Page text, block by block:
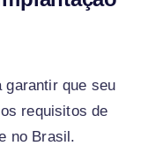
que seu
requisitos de
no Brasil.